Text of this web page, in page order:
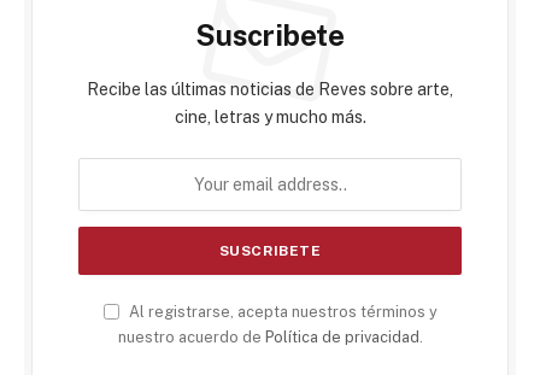
Suscribete
Recibe las últimas noticias de Reves sobre arte,
cine, letras y mucho más.
Al registrarse, acepta nuestros términos y
nuestro acuerdo de Política de privacidad